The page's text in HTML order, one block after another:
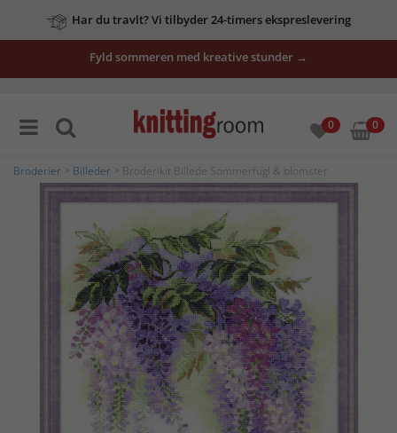
Har du travlt? Vi tilbyder 24-timers ekspreslevering
Fyld sommeren med kreative stunder →
0 0
Broderier Billeder > Broderikit Billede Sommerfugl & blomster